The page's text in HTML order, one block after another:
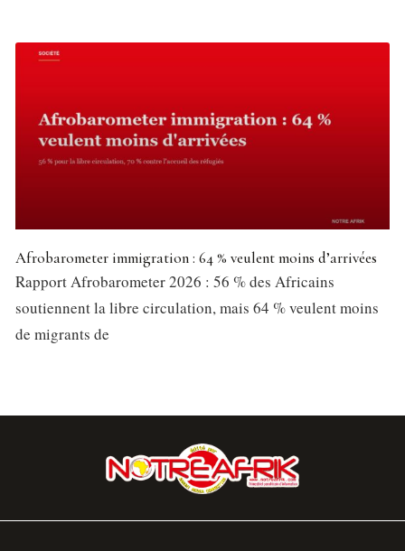
Afrobarometer immigration : 64 % veulent moins d’arrivées
Rapport Afrobarometer 2026 : 56 % des Africains
soutiennent la libre circulation, mais 64 % veulent moins
de migrants de